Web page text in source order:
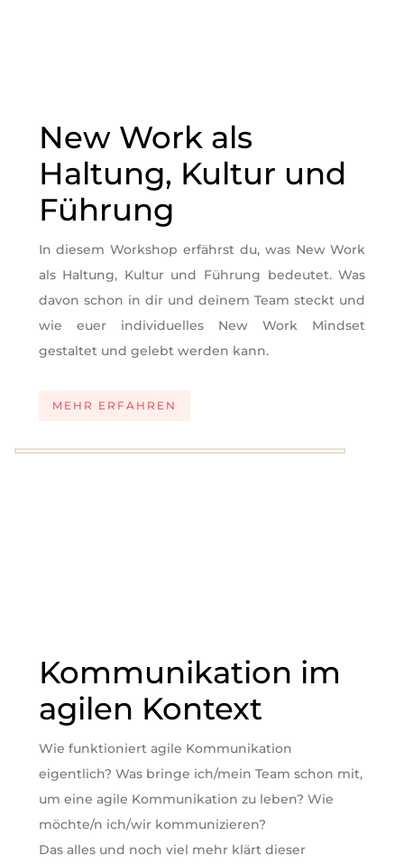
New Work als
Haltung, Kultur und
Führung
In diesem Workshop erfährst du, was New Work
als Haltung, Kultur und Führung bedeutet. Was
davon schon in dir und deinem Team steckt und
wie euer individuelles New Work Mindset
gestaltet und gelebt werden kann.
MEHR ERFAHREN
Kommunikation im
agilen Kontext
Wie funktioniert agile Kommunikation
eigentlich? Was bringe ich/mein Team schon mit,
um eine agile Kommunikation zu leben? Wie
möchte/n ich/wir kommunizieren?
Das alles und noch viel mehr klärt dieser